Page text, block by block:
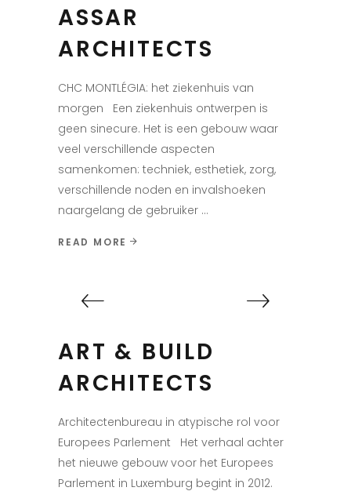
ASSAR
ARCHITECTS
CHC MONTLÉGIA: het ziekenhuis van
morgen Een ziekenhuis ontwerpen is
geen sinecure. Het is een gebouw waar
veel verschillende aspecten
samenkomen: techniek, esthetiek, zorg,
verschillende noden en invalshoeken
naargelang de gebruiker
READ MORE
ART & BUILD
ARCHITECTS
Architectenbureau in atypische rol voor
Europees Parlement Het verhaal achter
het nieuwe gebouw voor het Europees
Parlement in Luxemburg begint in 2012.